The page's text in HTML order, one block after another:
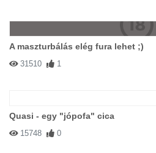
A maszturbálás elég fura lehet ;)
31510 1
Quasi - egy "jópofa" cica
15748 0